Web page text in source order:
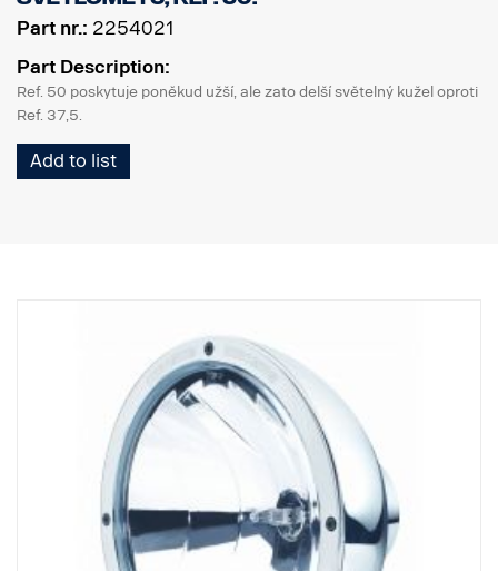
Part nr.: 2254021
Part Description:
Ref. 50 poskytuje poněkud užší, ale zato delší světelný kužel oproti
Ref. 37,5.
Add to list